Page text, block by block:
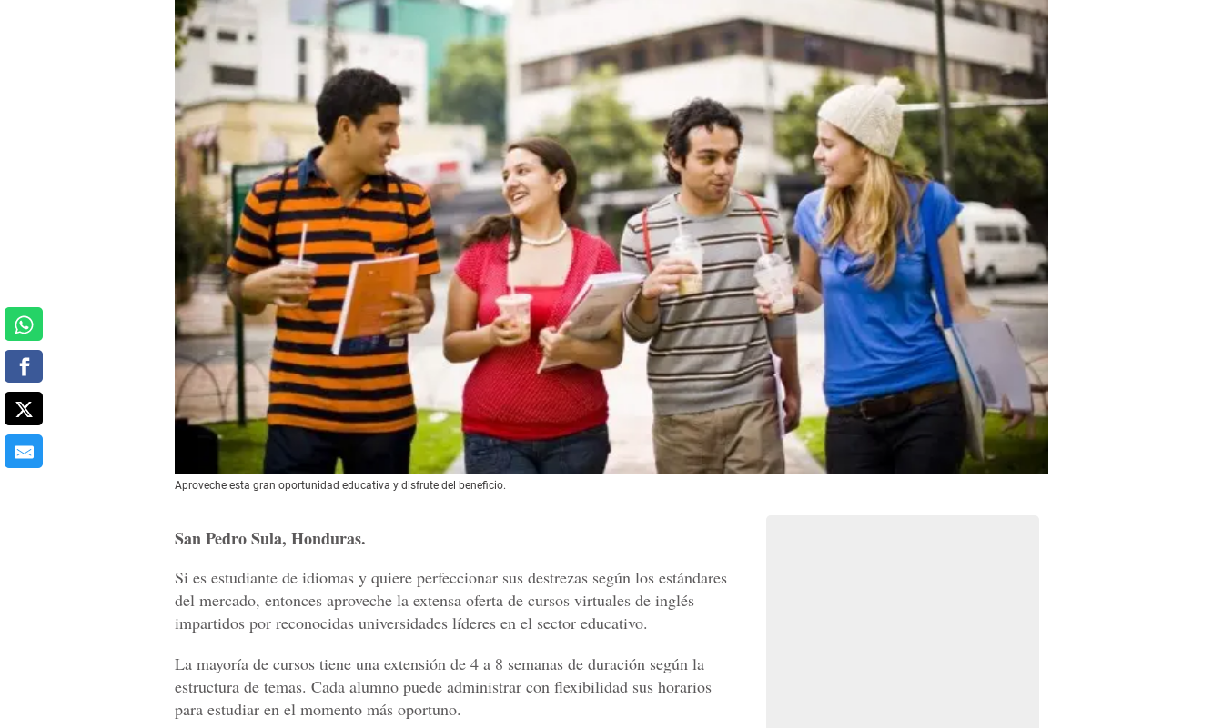
Aproveche esta gran oportunidad educativa y disfrute del beneficio.
San Pedro Sula, Honduras.
Si es estudiante de idiomas y quiere perfeccionar sus destrezas según los estándares
del mercado, entonces aproveche la extensa oferta de cursos virtuales de inglés
impartidos por reconocidas universidades líderes en el sector educativo.
La mayoría de cursos tiene una extensión de 4 a 8 semanas de duración según la
estructura de temas. Cada alumno puede administrar con flexibilidad sus horarios
para estudiar en el momento más oportuno.